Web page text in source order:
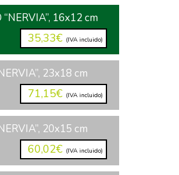
16x12 cm
35,33€ (IVA incluido)
23x18 cm
71,15€ (IVA incluido)
20x15 cm
60,02€ (IVA incluido)